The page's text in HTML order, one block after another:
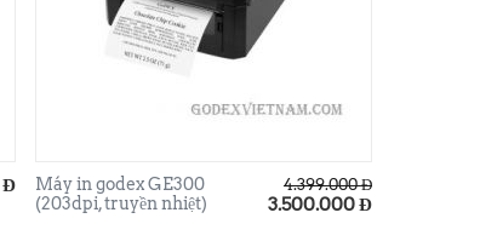
Đ
Máy in godex GE300
(203dpi, truyền nhiệt)
4.399.000 Đ
3.500.000Đ